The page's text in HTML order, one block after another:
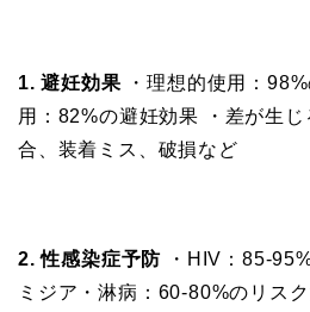
1. 避妊効果 ・理想的使用：
用：82%の避妊効果 ・差が生
合、装着ミス、破損など
2. 性感染症予防 ・HIV：85-
ミジア・淋病：60-80%のリス